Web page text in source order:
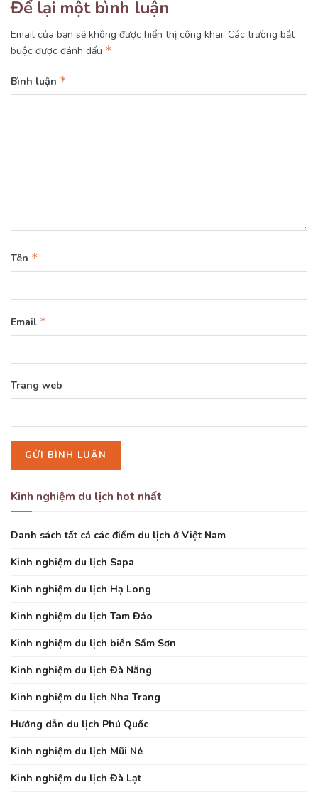
Để lại một bình luận
Email của bạn sẽ không được hiển thị công khai. Các trường bắt
buộc được đánh dấu *
Bình luận *
Tên *
Email *
Trang web
Kinh nghiệm du lịch hot nhất
Danh sách tất cả các điểm du lịch ở Việt Nam
Kinh nghiệm du lịch Sapa
Kinh nghiệm du lịch Hạ Long
Kinh nghiệm du lịch Tam Đảo
Kinh nghiệm du lịch biển Sầm Sơn
Kinh nghiệm du lịch Đà Nẵng
Kinh nghiệm du lịch Nha Trang
Hướng dẫn du lịch Phú Quốc
Kinh nghiệm du lịch Mũi Né
Kinh nghiệm du lịch Đà Lạt